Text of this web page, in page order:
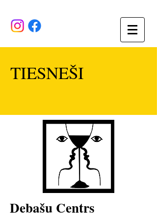
TIESNEŠI
Debašu Centrs